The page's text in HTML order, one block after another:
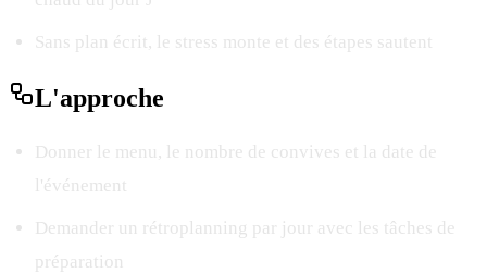
Sans plan écrit, le stress monte et des étapes sautent
L'approche
Donner le menu, le nombre de convives et la date de
l'événement
Demander un rétroplanning par jour avec les tâches de
préparation